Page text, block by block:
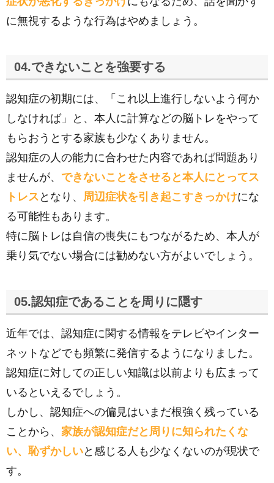
に無視するような行為はやめましょう。
04.できないことを強要する
認知症の初期には、「これ以上進行しないよう何か
しなければ」と、本人に計算などの脳トレをやって
もらおうとする家族も少なくありません。
認知症の人の能力に合わせた内容であれば問題あり
ませんが、 できないことをさせると本人にとってス
トレス となり、 周辺症状を引き起こすきっかけにな
る可能性もあります。
特に脳トレは自信の喪失にもつながるため、本人が
乗り気でない場合には勧めない方がよいでしょう。
05.認知症であることを周りに隠す
近年では、認知症に関する情報をテレビやインター
ネットなどでも頻繁に発信するようになりました。
認知症に対しての正しい知識は以前よりも広まって
いるといえるでしょう。
しかし、認知症への偏見はいまだ根強く残っている
ことから、 家族が認知症だと周りに知られたくな
い、恥ずかしいと感じる人も少なくないのが現状で
す。